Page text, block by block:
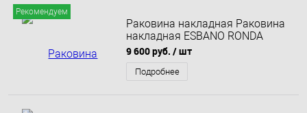
Рекомендуем
Раковина накладная Раковина
накладная ESBANO RONDA
(Матовый черный) 43 см
9 600 руб. / шт
Подробнее